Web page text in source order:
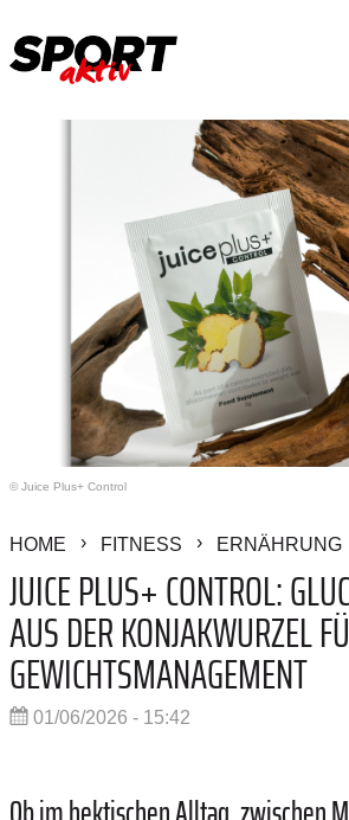
© Juice Plus+ Control
HOME FITNESS ERNÄHRUNG
JUICE PLUS+ CONTROL:
AUS DER KONJAKWURZEL
GEWICHTSMANAGEMENT
01/06/2026 - 15:42